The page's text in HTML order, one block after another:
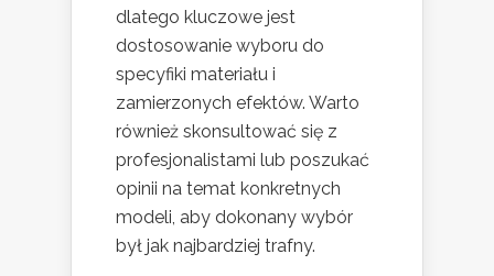
dlatego kluczowe jest
dostosowanie wyboru do
specyfiki materiału i
zamierzonych efektów. Warto
również skonsultować się z
profesjonalistami lub poszukać
opinii na temat konkretnych
modeli, aby dokonany wybór
był jak najbardziej trafny.